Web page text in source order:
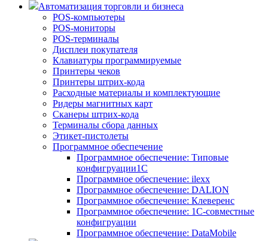
Автоматизация торговли и бизнеса
POS-компьютеры
POS-мониторы
POS-терминалы
Дисплеи покупателя
Клавиатуры программируемые
Принтеры чеков
Принтеры штрих-кода
Расходные материалы и комплектующие
Ридеры магнитных карт
Сканеры штрих-кода
Терминалы сбора данных
Этикет-пистолеты
Программное обеспечение
Программное обеспечение: Типовые
конфигруации1С
Программное обеспечение: ilexx
Программное обеспечение: DALION
Программное обеспечение: Клеверенс
Программное обеспечение: 1С-совместные
конфигруации
Программное обеспечение: DataMobile